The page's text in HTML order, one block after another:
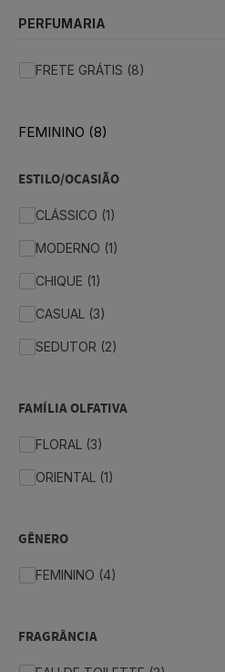
PERFUMARIA
FRETE GRÁTIS (8)
FEMININO (8)
ESTILO/OCASIÃO
CLÁSSICO (1)
MODERNO (1)
CHIQUE (1)
CASUAL (3)
SEDUTOR (2)
FAMÍLIA OLFATIVA
FLORAL (3)
ORIENTAL (1)
GÊNERO
FEMININO (4)
FRAGRÂNCIA